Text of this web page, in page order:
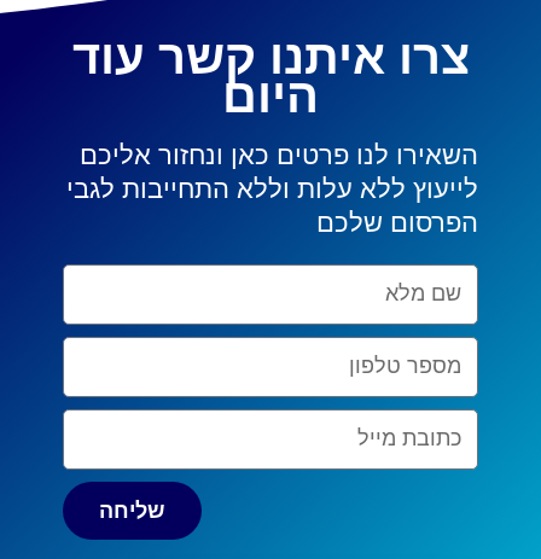
צרו איתנו קשר עוד
היום
השאירו לנו פרטים כאן ונחזור אליכם
לייעוץ ללא עלות וללא התחייבות לגבי
הפרסום שלכם
complet
téléphone
שליחה